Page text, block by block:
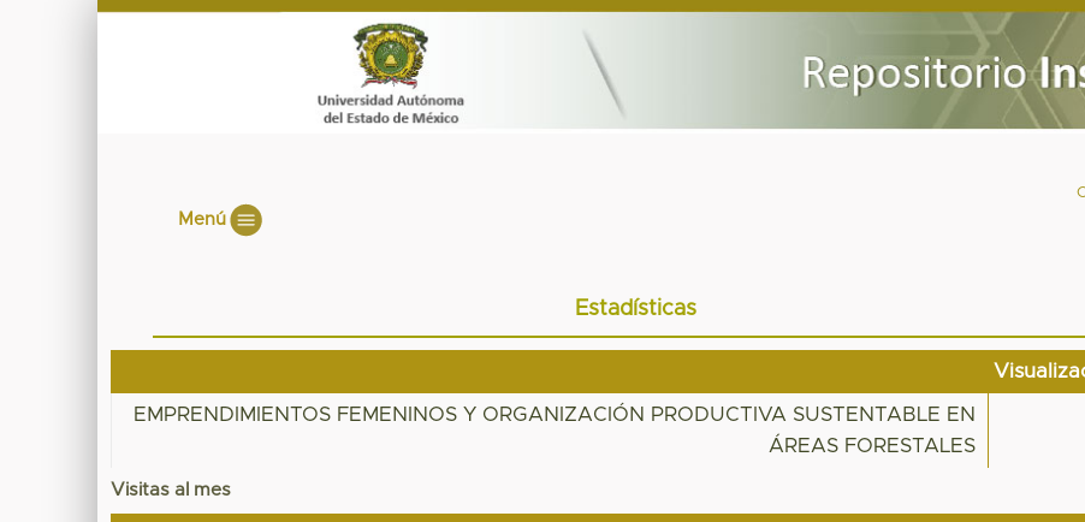
Menú
Estadísticas
EMPRENDIMIENTOS FEMENINOS Y ORGANIZACIÓN PRODUCTIVA SUSTENTABLE EN
ÁREAS FORESTALES
Visitas al mes